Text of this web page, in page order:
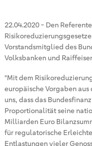
22.04.2020- Den
Vorstandsmitglied des
Volksbanken und
"Mit dem
europäische Vorgaben
uns, dass das
Proportionalität seine
Milliarden Euro
für regulatorische
Entlastungen vieler